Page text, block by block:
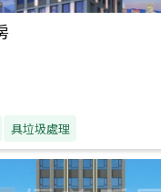
具垃圾處理